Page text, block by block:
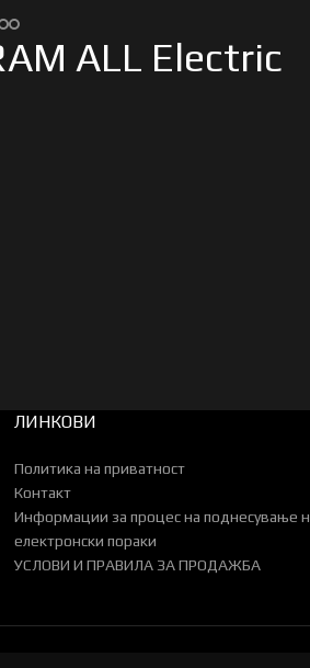
ALL Electric
ЛИНКОВИ
Политика на приватност
Контакт
Информации за процес на поднесување
електронски пораки
УСЛОВИ И ПРАВИЛА ЗА ПРОДАЖБА